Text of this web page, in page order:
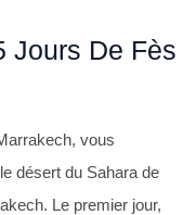
Jours De Fès
vous
désert du Sahara de
Le premier jour,